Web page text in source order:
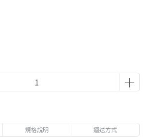
規格說明 運送方式